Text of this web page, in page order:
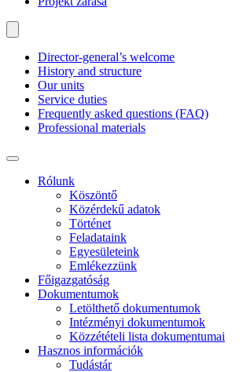
Director-general’s welcome
History and structure
Our units
Service duties
Frequently asked questions (FAQ)
Professional materials
Rólunk
Köszöntő
Közérdekű adatok
Történet
Feladataink
Egyesületeink
Emlékezzünk
Főigazgatóság
Dokumentumok
Letölthető dokumentumok
Intézményi dokumentumok
Közzétételi lista dokumentumai
Hasznos információk
Tudástár